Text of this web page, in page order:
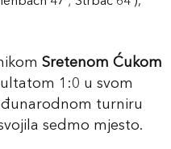
Sretenom Ćukom
1:0 u svom
turniru
sedmo mjesto.